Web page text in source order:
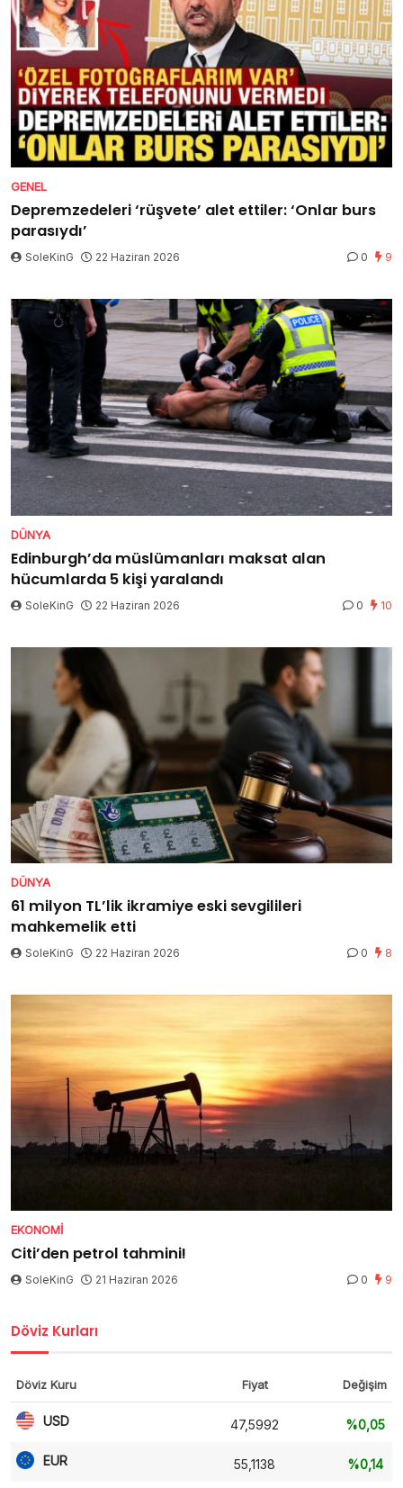
GENEL
Depremzedeleri ‘rüşvete’ alet ettiler: ‘Onlar burs
parasıydı’
SoleKinG 22 Haziran 2026 0 9
DÜNYA
Edinburgh’da müslümanları maksat alan
hücumlarda 5 kişi yaralandı
SoleKinG 22 Haziran 2026 0 10
DÜNYA
61 milyon TL’lik ikramiye eski sevgilileri
mahkemelik etti
SoleKinG 22 Haziran 2026 0 8
EKONOMI
Citi’den petrol tahmini!
SoleKinG 21 Haziran 2026 0 9
Döviz Kurları
Döviz Kuru Fiyat Değişim
USD 47,5992 %0,05
EUR 55,1138 %0,14